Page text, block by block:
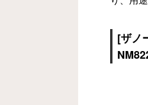
[ザノ